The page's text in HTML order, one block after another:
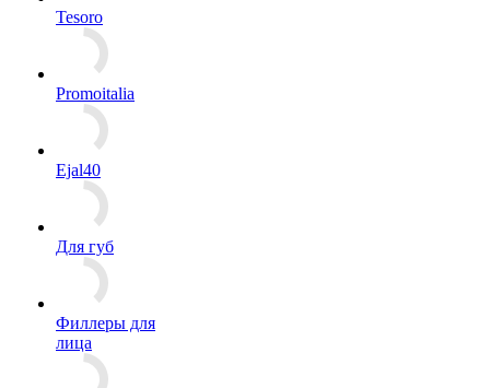
Tesoro
Promoitalia
Ejal40
Для губ
Филлеры для
лица